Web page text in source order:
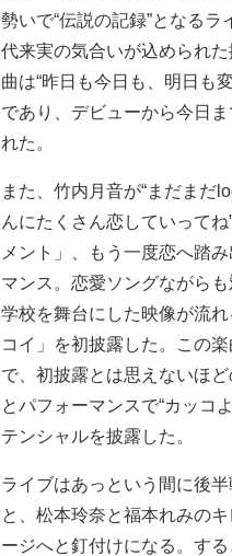
勢いで“伝説の記録”となるラ
代来実の気合いが込められ
曲は“昨日も今日も、明日も
であり、デビューから今日
れた。
また、竹内月音が“まだまだ
んにたくさん恋していって
メント」、もう一度恋へ踏
マンス。恋愛ソングながら
学校を舞台にした映像が流
コイ」を初披露した。この
で、初披露とは思えないほ
とパフォーマンスで“カッコ
テンシャルを披露した。
ライブはあっという間に後
と、松本玲奈と福本れみの
ージへと釘付けになる。す